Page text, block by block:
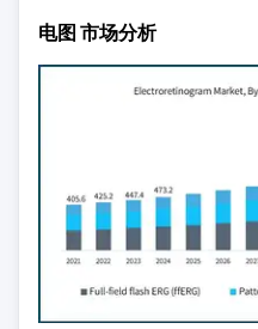
电图 市场分析